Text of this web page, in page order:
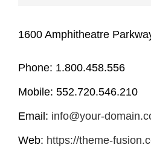
1600 Amphitheatre
Phone: 1.800.458.556
Mobile: 552.720.546.210
Email: info@your-
Web: https://theme-